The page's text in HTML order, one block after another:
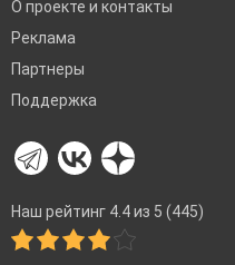
О проекте и контакты
Реклама
Партнеры
Поддержка
Наш рейтинг 4.4 из 5 (445)